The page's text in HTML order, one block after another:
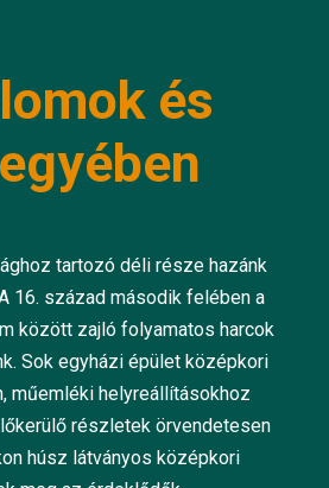
és
tartozó déli része hazánk
16. század második felében a
között zajló folyamatos harcok
Sok egyházi épület középkori
műemléki helyreállításokhoz
részletek örvendetesen
húsz látványos középkori